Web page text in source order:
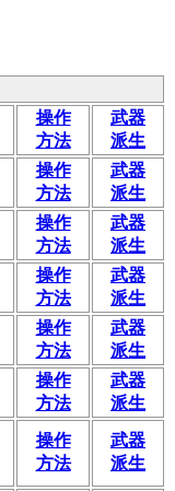
操作
方法
武器
派生
操作
方法
武器
派生
操作
方法
武器
派生
操作
方法
武器
派生
操作
方法
武器
派生
操作
方法
武器
派生
操作
方法
武器
派生